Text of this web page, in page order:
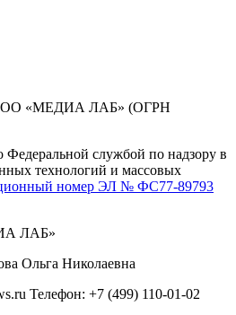
«МЕДИА ЛАБ» (ОГРН
Федеральной службой по надзору в
технологий и массовых
номер ЭЛ № ФС77-89793
ЛАБ»
Ольга Николаевна
Телефон: +7 (499) 110-01-02